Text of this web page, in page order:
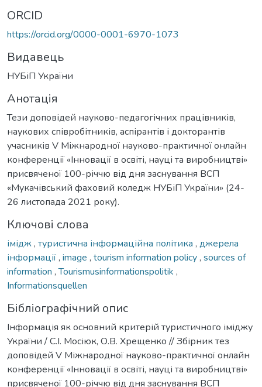
ORCID
https://orcid.org/0000-0001-6970-1073
Видавець
НУБіП України
Анотація
Тези доповідей науково-педагогічних працівників,
наукових співробітників, аспірантів і докторантів
учасників V Міжнародної науково-практичної онлайн
конференції «Інновації в освіті, науці та виробництві»
присвяченої 100-річчю від дня заснування ВСП
«Мукачівський фаховий коледж НУБіП України» (24-
26 листопада 2021 року).
Ключові слова
імідж, туристична інформаційна політика , джерела
інформації, image , tourism information policy, sources of
information ,Tourismusinformationspolitik ,
Informationsquellen
Бібліографічний опис
Інформація як основний критерій туристичного іміджу
України / С.І. Мосіюк, О.В. Хрещенко // Збірник тез
доповідей V Міжнародної науково-практичної онлайн
конференції «Інновації в освіті, науці та виробництві»
присвяченої 100-річчю від дня заснування ВСП